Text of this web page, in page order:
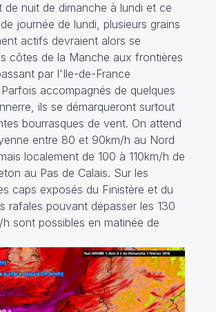
de nuit de dimanche à lundi et ce
journée de lundi, plusieurs grains
actifs devraient alors se
côtes de la Manche aux frontières
par l'Ile-de-France
accompagnés de quelques
ils se démarqueront surtout
bourrasques de vent. On attend
entre 80 et 90km/h au Nord
localement de 100 à 110km/h de
au Pas de Calais. Sur les
caps exposés du Finistère et du
rafales pouvant dépasser les 130
sont possibles en matinée de